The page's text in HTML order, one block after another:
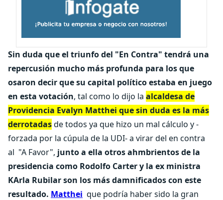
Sin duda que el triunfo del "En Contra" tendrá una
repercusión mucho más profunda para los que
osaron decir que su capital político estaba en juego
en esta votación, tal como lo dijo la alcaldesa de
Providencia Evalyn Matthei que sin duda es la más
derrotadasde todos ya que hizo un mal cálculo y -
forzada por la cúpula de la UDI- a virar del en contra
al "A Favor", junto a ella otros ahmbrientos de la
presidencia como Rodolfo Carter y la ex ministra
KArla Rubilar son los más damnificados con este
resultado. Matthei que podría haber sido la gran